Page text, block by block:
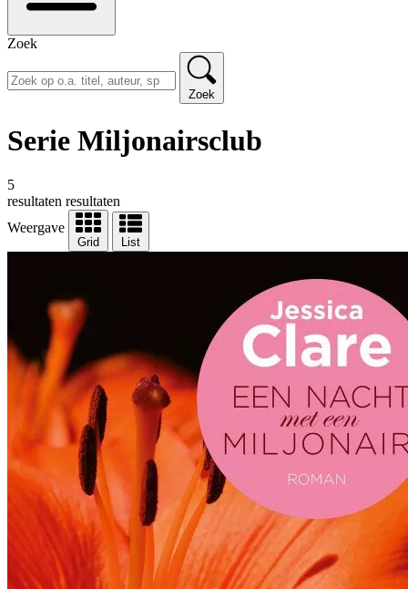
Zoek
Zoek
Serie Miljonairsclub
5
resultaten resultaten
Weergave
Grid List